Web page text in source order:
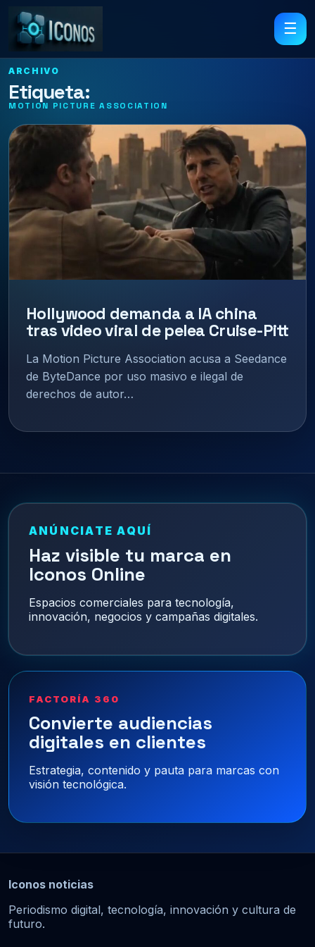
☰
ARCHIVO
Etiqueta:
MOTION PICTURE ASSOCIATION
Hollywood demanda a IA china
tras video viral de pelea Cruise-Pitt
La Motion Picture Association acusa a Seedance
de ByteDance por uso masivo e ilegal de
derechos de autor…
ANÚNCIATE AQUÍ
Haz visible tu marca en
Iconos Online
Espacios comerciales para tecnología,
innovación, negocios y campañas digitales.
FACTORÍA 360
Convierte audiencias
digitales en clientes
Estrategia, contenido y pauta para marcas con
visión tecnológica.
Iconos noticias
Periodismo digital, tecnología, innovación y cultura de
futuro.